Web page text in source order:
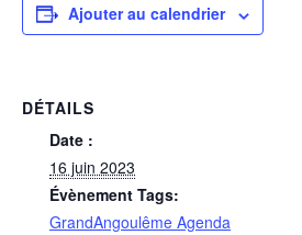
Ajouter au calendrier
DÉTAILS
Date :
16 juin 2023
Évènement Tags:
GrandAngoulême Agenda